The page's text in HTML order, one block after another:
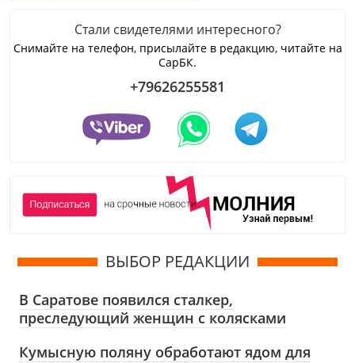
Стали свидетелями интересного?
Снимайте на телефон, присылайте в редакцию, читайте на
СарБК.
+79626255581
ВЫБОР РЕДАКЦИИ
В Саратове появился сталкер,
преследующий женщин с колясками
Кумысную поляну обработают ядом для